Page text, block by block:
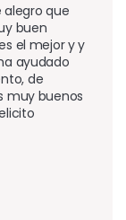
que
buen
el mejor y y
ayudado
de
muy buenos